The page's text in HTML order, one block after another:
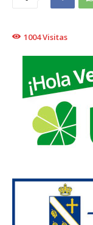
1004Visitas